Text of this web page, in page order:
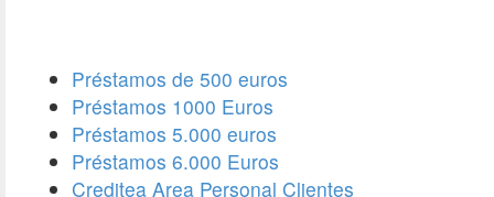
Préstamos de 500 euros
Préstamos 1000 Euros
Préstamos 5.000 euros
Préstamos 6.000 Euros
Creditea Area Personal Clientes